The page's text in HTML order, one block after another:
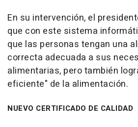
En su intervención, el
que con este sistema
que las personas tengan una
correcta adecuada a sus
alimentarias, pero también
eficiente" de la alimentación.
NUEVO CERTIFICADO DE CALIDAD